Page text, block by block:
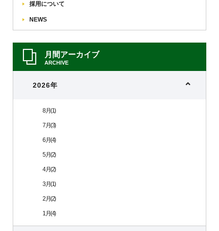
採用について
NEWS
月間アーカイブ
ARCHIVE
2026年
8月(1)
7月(3)
6月(4)
5月(2)
4月(2)
3月(1)
2月(2)
1月(4)